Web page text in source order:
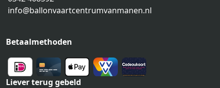
info@ballonvaartcentrumvanmanen.nl
Betaalmethoden
Liever terug gebeld